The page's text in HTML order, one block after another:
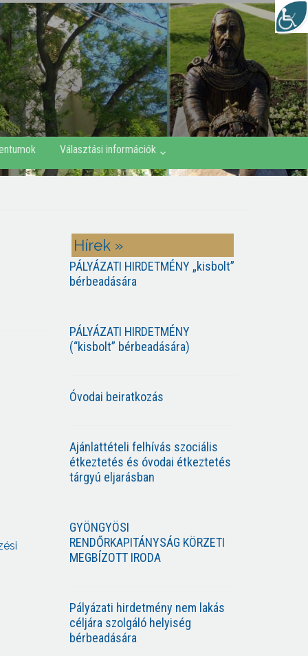
Választási információk
Hírek »
PÁLYÁZATI HIRDETMÉNY „kisbolt”
bérbeadására
PÁLYÁZATI HIRDETMÉNY
(“kisbolt” bérbeadására)
Óvodai beiratkozás
Ajánlattételi felhívás szociális
étkeztetés és óvodai étkeztetés
tárgyú eljarásban
GYÖNGYÖSI
RENDŐRKAPITÁNYSÁG KÖRZETI
MEGBÍZOTT IRODA
Pályázati hirdetmény nem lakás
céljára szolgáló helyiség
bérbeadására